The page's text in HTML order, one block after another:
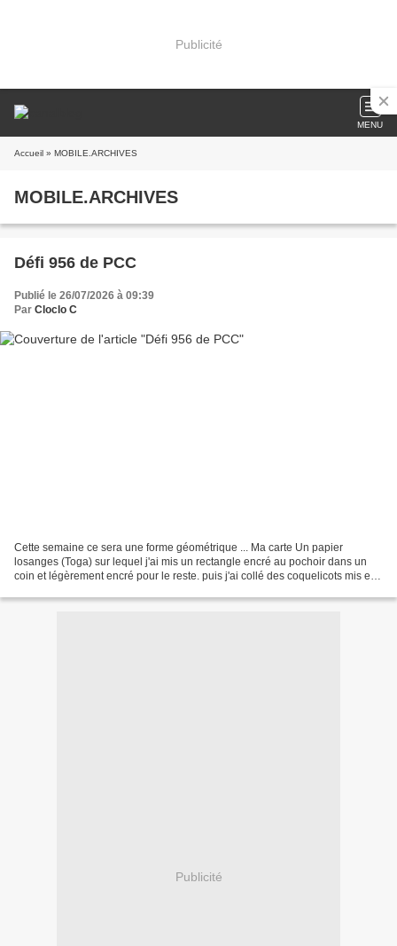
Publicité
MENU
Accueil » MOBILE.ARCHIVES
MOBILE.ARCHIVES
Défi 956 de PCC
Publié le 26/07/2026 à 09:39
Par Cloclo C
Cette semaine ce sera une forme géométrique ... Ma carte Un papier
losanges (Toga) sur lequel j'ai mis un rectangle encré au pochoir dans un
coin et légèrement encré pour le reste. puis j'ai collé des coquelicots mis en
Publicité